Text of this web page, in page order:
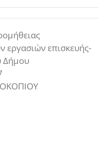
εργασιών επισκευής-
Δήμου